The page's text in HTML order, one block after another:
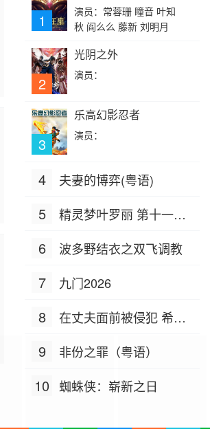
1
演员：常蓉珊 瞳音 叶知
秋 阎么么 藤新 刘明月
2
光阴之外
演员：
3
乐高幻影忍者
演员：
4 夫妻的博弈(粤语)
5
精灵梦叶罗丽 第十一季
6 波多野结衣之双飞调教
7 九门2026
8
在丈夫面前被侵犯 希岛
9 非份之罪（粤语）
10 蜘蛛侠：崭新之日